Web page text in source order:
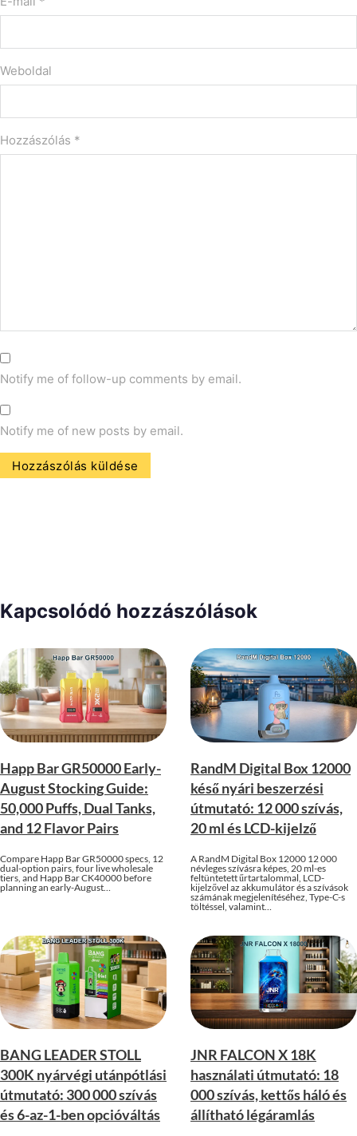
Weboldal
Hozzászólás *
Notify me of follow-up comments by email.
Notify me of new posts by email.
Kapcsolódó hozzászólások
Happ Bar GR50000 Early-
August Stocking Guide:
50,000 Puffs, Dual Tanks,
and 12 Flavor Pairs
Compare Happ Bar GR50000 specs, 12
dual-option pairs, four live wholesale
tiers, and Happ Bar CK40000 before
planning an early-August…
RandM Digital Box 12000
késő nyári beszerzési
útmutató: 12 000 szívás,
20 ml és LCD-kijelző
A RandM Digital Box 12000 12 000
névleges szívásra képes, 20 ml-es
feltüntetett űrtartalommal, LCD-
kijelzővel az akkumulátor és a szívások
számának megjelenítéséhez, Type-C-s
töltéssel, valamint…
BANG LEADER STOLL
300K nyárvégi utánpótlási
útmutató: 300 000 szívás
és 6-az-1-ben opcióváltás
JNR FALCON X 18K
használati útmutató: 18
000 szívás, kettős háló és
állítható légáramlás